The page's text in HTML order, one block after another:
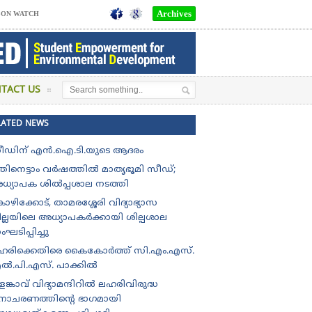
WATCH Archives
US
NEWS
എൻ.ഐ.ടി.യുടെ ആദരം
വർഷത്തിൽ മാതൃഭൂമി സീഡ്;
ശിൽപ്പശാല നടത്തി
താമരശ്ശേരി വിദ്യാഭ്യാസ
അധ്യാപകർക്കായി ശില്പശാല
കൈകോർത്ത് സി.എം.എസ്.
പാക്കിൽ
വിദ്യാമന്ദിറിൽ ലഹരിവിരുദ്ധ
ഭാഗമായി